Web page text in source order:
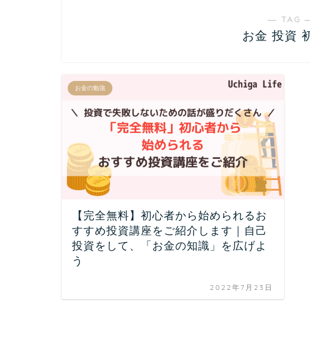
― TAG
お金 投資
お金の勉強
【完全無料】初心者から始められるお
すすめ投資講座をご紹介します｜自己
投資をして、「お金の知識」を広げよ
う
2022年7月23日